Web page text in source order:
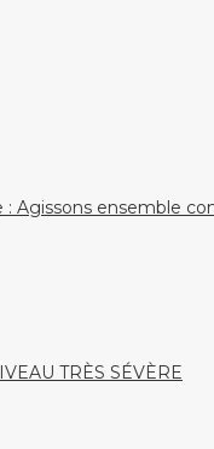
Agissons ensemble
TRÈS SÉVÈRE